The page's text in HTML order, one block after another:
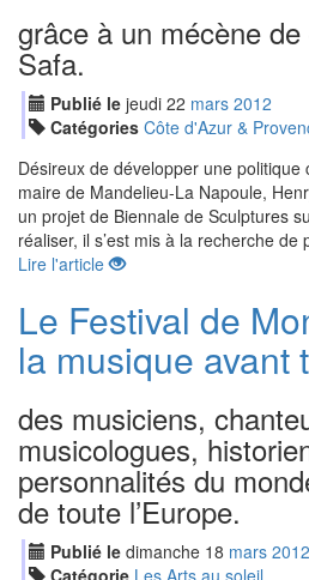
grâce à un mécène
Safa.
Publié le jeudi 22 mars 2012
Catégories Côte d'Azur &
Désireux de développer une
maire de Mandelieu-La Napoule,
un projet de Biennale de Sculptures
réaliser, il s’est mis à la recherche de
Lire l'article
Le Festival de
la musique avant
des musiciens,
musicologues,
personnalités du
de toute l’Europe.
Publié le dimanche 18 mars 2012
Catégorie Les Arts au soleil